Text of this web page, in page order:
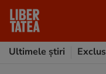
Ultimele știri